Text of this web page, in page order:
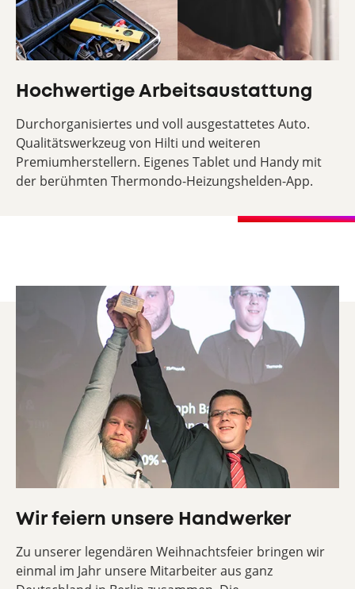
Hochwertige Arbeitsaustattung
Durchorganisiertes und voll ausgestattetes Auto.
Qualitätswerkzeug von Hilti und weiteren
Premiumherstellern. Eigenes Tablet und Handy mit
der berühmten Thermondo-Heizungshelden-App.
Wir feiern unsere Handwerker
Zu unserer legendären Weihnachtsfeier bringen wir
einmal im Jahr unsere Mitarbeiter aus ganz